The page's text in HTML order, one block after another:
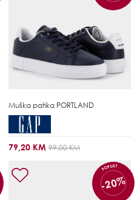
Muška patika PORTLAND
79,20 KM 99,00 KM
POPUST
-20%